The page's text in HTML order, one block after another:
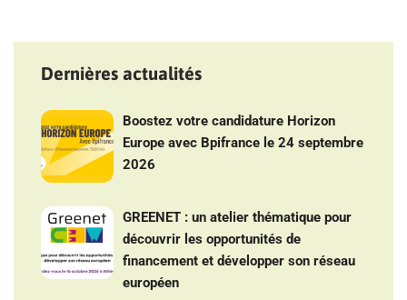
Dernières actualités
Boostez votre candidature Horizon
Europe avec Bpifrance le 24 septembre
2026
GREENET : un atelier thématique pour
découvrir les opportunités de
financement et développer son réseau
européen